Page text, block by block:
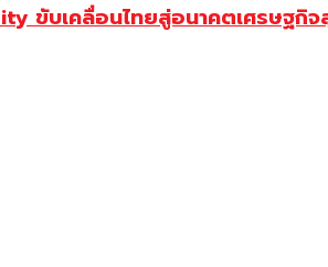
ขับเคลื่อนไทยสู่อนาคตเศรษฐกิ